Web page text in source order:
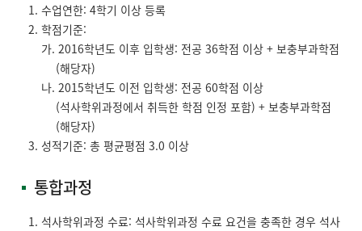
수업연한: 4학기 이상 등록
학점기준:
가. 2016학년도 이후 입학생: 전공 36학점 이상 + 보충부과학점
(해당자)
나. 2015학년도 이전 입학생: 전공 60학점 이상
(석사학위과정에서 취득한 학점 인정 포함) + 보충부과학점
(해당자)
성적기준: 총 평균평점 3.0 이상
통합과정
석사학위과정 수료: 석사학위과정 수료 요건을 충족한 경우 석사